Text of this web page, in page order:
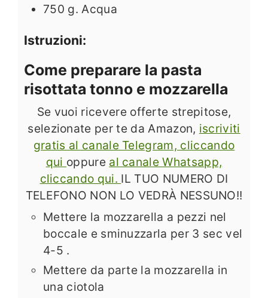
750 g. Acqua
Istruzioni:
Come preparare la pasta
risottata tonno e mozzarella
Se vuoi ricevere offerte strepitose,
selezionate per te da Amazon, iscriviti
gratis al canale Telegram, cliccando
qui oppure al canale Whatsapp,
cliccando qui. IL TUO NUMERO DI
TELEFONO NON LO VEDRÀ NESSUNO!!
Mettere la mozzarella a pezzi nel
boccale e sminuzzarla per 3 sec vel
4-5 .
Mettere da parte la mozzarella in
una ciotola